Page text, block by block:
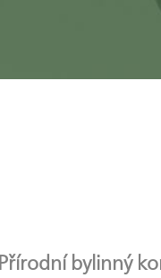
Přírodní bylinný